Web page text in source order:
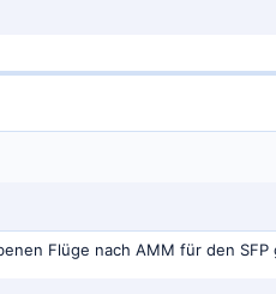
Flüge nach AMM für den